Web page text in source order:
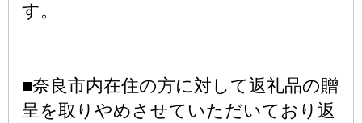
す。
■奈良市内在住の方に対して返礼品の贈
呈を取りやめさせていただいており返